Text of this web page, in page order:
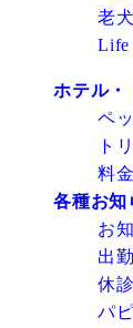
老
Life
ホテル・
ペ
ト
料
各種お知
お
出
休
パ